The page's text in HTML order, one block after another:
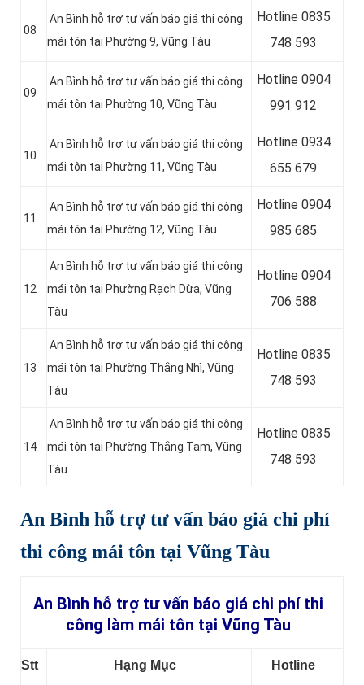
08
An Bình hỗ trợ tư vấn báo giá thi công
mái tôn tại Phường 9, Vũng Tàu
Hotline 0835
748 593
09
An Bình hỗ trợ tư vấn báo giá thi công
mái tôn tại Phường 10, Vũng Tàu
Hotline 0904
991 912
10
An Bình hỗ trợ tư vấn báo giá thi công
mái tôn tại Phường 11, Vũng Tàu
Hotline 0934
655 679
11
An Bình hỗ trợ tư vấn báo giá thi công
mái tôn tại Phường 12, Vũng Tàu
Hotline 0904
985 685
12
An Bình hỗ trợ tư vấn báo giá thi công
mái tôn tại Phường Rạch Dừa, Vũng
Tàu
Hotline 0904
706 588
13
An Bình hỗ trợ tư vấn báo giá thi công
mái tôn tại Phường Thắng Nhì, Vũng
Tàu
Hotline 0835
748 593
14
An Bình hỗ trợ tư vấn báo giá thi công
mái tôn tại Phường Thắng Tam, Vũng
Tàu
Hotline 0835
748 593
An Bình hỗ trợ tư vấn báo giá chi phí
thi công mái tôn tại Vũng Tàu
An Bình hỗ trợ tư vấn báo giá chi phí thi
công làm mái tôn tại Vũng Tàu
Stt Hạng Mục Hotline